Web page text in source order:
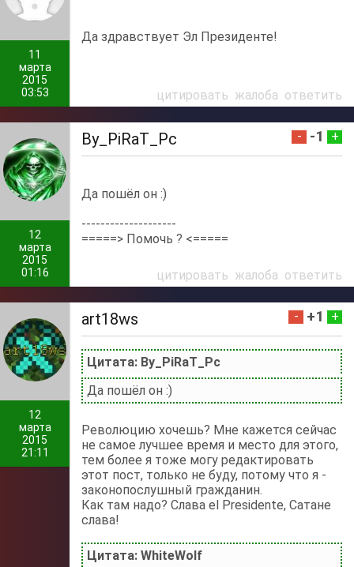
11
марта
2015
03:53
Да здравствует Эл Президенте!
цитировать жалоба ответить
12
марта
2015
01:16
By_PiRaT_Pc - -1 +
Да пошёл он :)
--------------------
=====> Помочь ? <=====
цитировать жалоба ответить
12
марта
2015
21:11
art18ws - +1 +
Цитата: By_PiRaT_Pc
Да пошёл он :)
Революцию хочешь? Мне кажется сейчас
не самое лучшее время и место для этого,
тем более я тоже могу редактировать
этот пост, только не буду, потому что я -
законопослушный гражданин.
Как там надо? Слава el Presidente, Сатане
слава!
Цитата: WhiteWolf